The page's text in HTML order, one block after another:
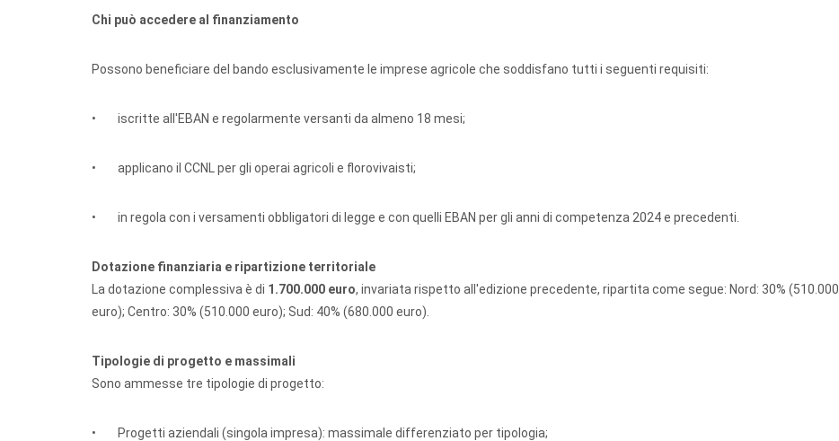
Chi può accedere al finanziamento
Possono beneficiare del bando esclusivamente le imprese agricole che soddisfano tutti i seguenti requisiti:
• iscritte all'EBAN e regolarmente versanti da almeno 18 mesi;
• applicano il CCNL per gli operai agricoli e florovivaisti;
• in regola con i versamenti obbligatori di legge e con quelli EBAN per gli anni di competenza 2024 e precedenti.
Dotazione finanziaria e ripartizione territoriale
La dotazione complessiva è di 1.700.000 euro, invariata rispetto all'edizione precedente, ripartita come segue: Nord: 30% (510.000
euro); Centro: 30% (510.000 euro); Sud: 40% (680.000 euro).
Tipologie di progetto e massimali
Sono ammesse tre tipologie di progetto:
• Progetti aziendali (singola impresa): massimale differenziato per tipologia;